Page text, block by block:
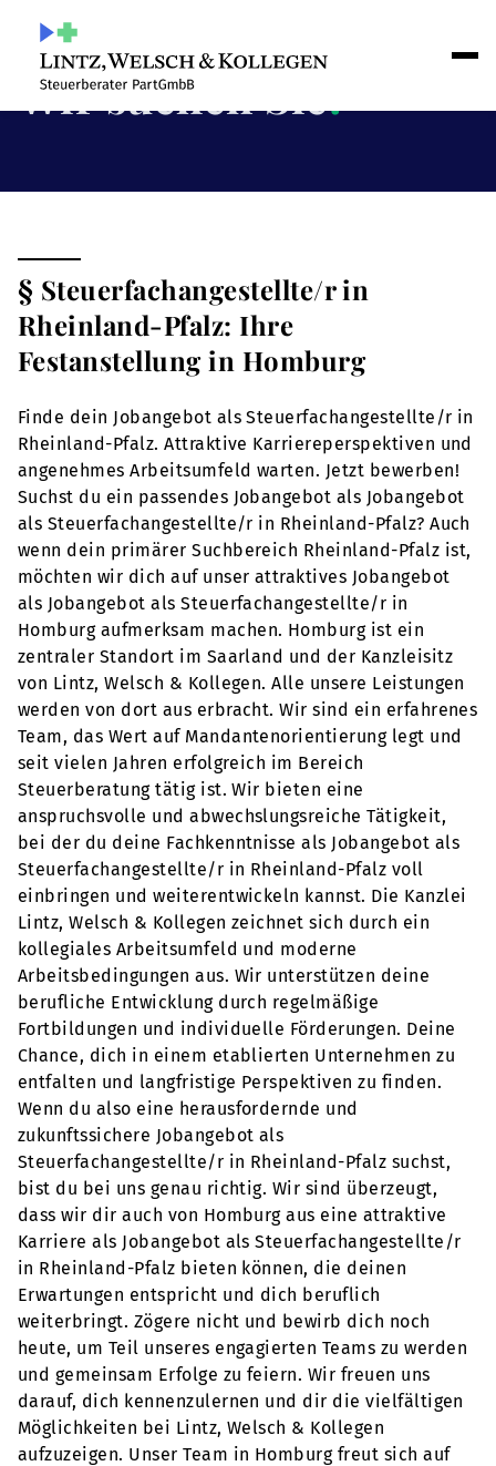
Wir suchen Sie!
§ Steuerfachangestellte/r in
Rheinland-Pfalz: Ihre
Festanstellung in Homburg
Finde dein Jobangebot als Steuerfachangestellte/r in
Rheinland-Pfalz. Attraktive Karriereperspektiven und
angenehmes Arbeitsumfeld warten. Jetzt bewerben!
Suchst du ein passendes Jobangebot als Jobangebot
als Steuerfachangestellte/r in Rheinland-Pfalz? Auch
wenn dein primärer Suchbereich Rheinland-Pfalz ist,
möchten wir dich auf unser attraktives Jobangebot
als Jobangebot als Steuerfachangestellte/r in
Homburg aufmerksam machen. Homburg ist ein
zentraler Standort im Saarland und der Kanzleisitz
von Lintz, Welsch & Kollegen. Alle unsere Leistungen
werden von dort aus erbracht. Wir sind ein erfahrenes
Team, das Wert auf Mandantenorientierung legt und
seit vielen Jahren erfolgreich im Bereich
Steuerberatung tätig ist. Wir bieten eine
anspruchsvolle und abwechslungsreiche Tätigkeit,
bei der du deine Fachkenntnisse als Jobangebot als
Steuerfachangestellte/r in Rheinland-Pfalz voll
einbringen und weiterentwickeln kannst. Die Kanzlei
Lintz, Welsch & Kollegen zeichnet sich durch ein
kollegiales Arbeitsumfeld und moderne
Arbeitsbedingungen aus. Wir unterstützen deine
berufliche Entwicklung durch regelmäßige
Fortbildungen und individuelle Förderungen. Deine
Chance, dich in einem etablierten Unternehmen zu
entfalten und langfristige Perspektiven zu finden.
Wenn du also eine herausfordernde und
zukunftssichere Jobangebot als
Steuerfachangestellte/r in Rheinland-Pfalz suchst,
bist du bei uns genau richtig. Wir sind überzeugt,
dass wir dir auch von Homburg aus eine attraktive
Karriere als Jobangebot als Steuerfachangestellte/r
in Rheinland-Pfalz bieten können, die deinen
Erwartungen entspricht und dich beruflich
weiterbringt. Zögere nicht und bewirb dich noch
heute, um Teil unseres engagierten Teams zu werden
und gemeinsam Erfolge zu feiern. Wir freuen uns
darauf, dich kennenzulernen und dir die vielfältigen
Möglichkeiten bei Lintz, Welsch & Kollegen
aufzuzeigen. Unser Team in Homburg freut sich auf